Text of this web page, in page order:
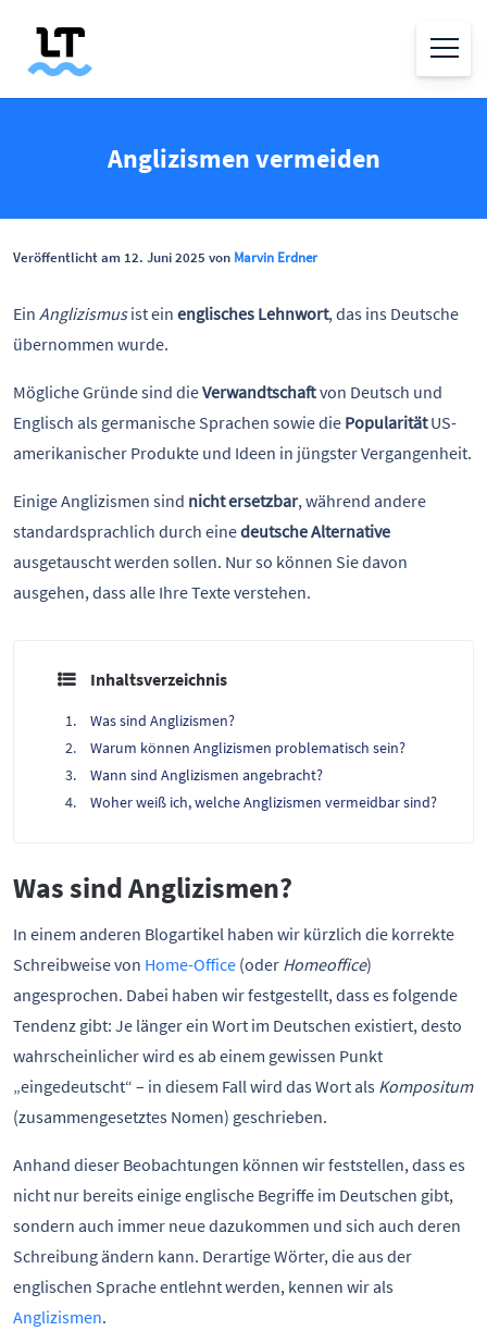
Anglizismen vermeiden
Veröffentlicht am 12. Juni 2025 von Marvin Erdner
Ein Anglizismusist ein englisches Lehnwort, das ins Deutsche
übernommen wurde.
Mögliche Gründe sind dieVerwandtschaftvon Deutsch und
Englisch als germanische Sprachen sowie die PopularitätUS-
amerikanischer Produkte und Ideen in jüngster Vergangenheit.
Einige Anglizismen sind nicht ersetzbar, während andere
standardsprachlich durch einedeutsche Alternative
ausgetauscht werden sollen. Nur so können Sie davon
ausgehen, dass alle Ihre Texte verstehen.
Inhaltsverzeichnis
Was sind Anglizismen?
Warum können Anglizismen problematisch sein?
Wann sind Anglizismen angebracht?
Woher weiß ich, welche Anglizismen vermeidbar sind?
Was sind Anglizismen?
In einem anderen Blogartikel haben wir kürzlich die korrekte
Schreibweise von Home-Office (oder Homeoffice)
angesprochen. Dabei haben wir festgestellt, dass es folgende
Tendenz gibt: Je länger ein Wort im Deutschen existiert, desto
wahrscheinlicher wird es ab einem gewissen Punkt
„eingedeutscht“ – in diesem Fall wird das Wort als Kompositum
(zusammengesetztes Nomen) geschrieben.
Anhand dieser Beobachtungen können wir feststellen, dass es
nicht nur bereits einige englische Begriffe im Deutschen gibt,
sondern auch immer neue dazukommen und sich auch deren
Schreibung ändern kann. Derartige Wörter, die aus der
englischen Sprache entlehnt werden, kennen wir als
Anglizismen.